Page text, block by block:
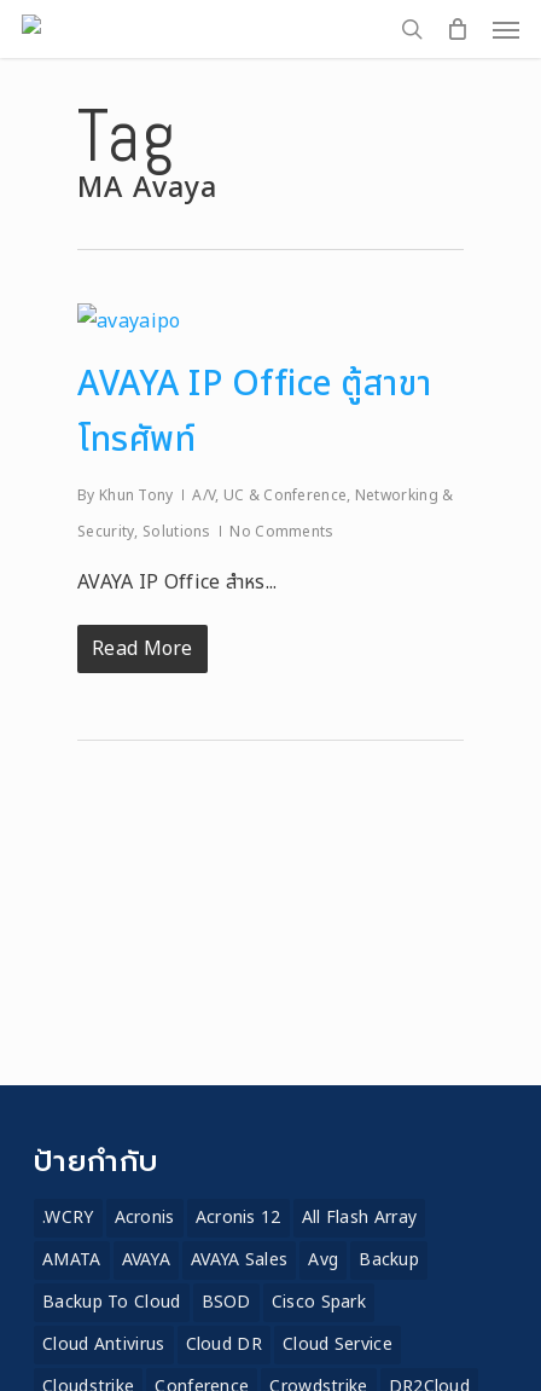
Skip
to
search
Tag
MA Avaya
AVAYA IP Office ตู้สาขา
โทรศัพท์
By Khun Tony A/V, UC & Conference, Networking &
Security, Solutions No Comments
AVAYA IP Office สำหร...
Read More
ป้ายกำกับ
.WCRY Acronis Acronis 12
All Flash Array
AMATA
AVAYA AVAYA Sales Avg
Backup
Backup To Cloud
BSOD
Cisco Spark
Cloud Antivirus
Cloud DR
Cloud Service